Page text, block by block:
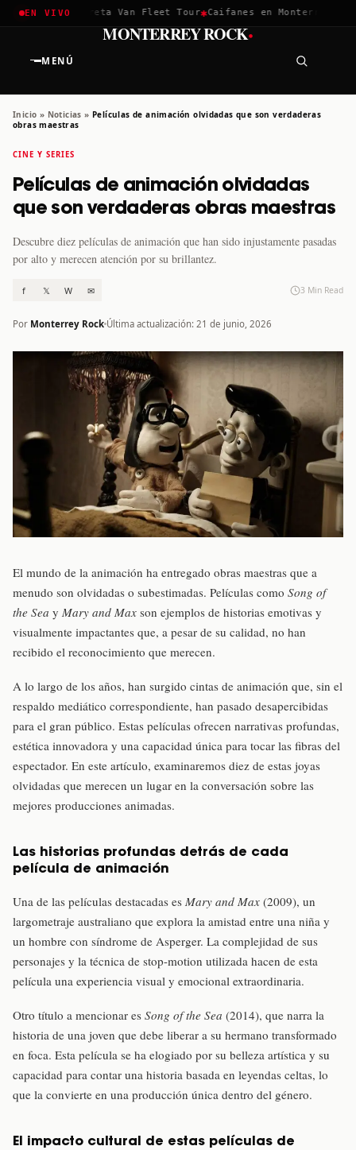
EN VIVO
2026✱Greta Van Fleet Tour✱Caifanes en Monterrey · 12
MENÚ
MONTERREY ROCK·
Inicio » Noticias » Películas de animación olvidadas que son verdaderas
obras maestras
CINE Y SERIES
Películas de animación olvidadas
que son verdaderas obras maestras
Descubre diez películas de animación que han sido injustamente pasadas
por alto y merecen atención por su brillantez.
f 𝕏 W ✉ 3 Min Read
Por Monterrey Rock Última actualización: 21 de junio, 2026
El mundo de la animación ha entregado obras maestras que a
menudo son olvidadas o subestimadas. Películas como Song of
the Sea y Mary and Max son ejemplos de historias emotivas y
visualmente impactantes que, a pesar de su calidad, no han
recibido el reconocimiento que merecen.
A lo largo de los años, han surgido cintas de animación que, sin el
respaldo mediático correspondiente, han pasado desapercibidas
para el gran público. Estas películas ofrecen narrativas profundas,
estética innovadora y una capacidad única para tocar las fibras del
espectador. En este artículo, examinaremos diez de estas joyas
olvidadas que merecen un lugar en la conversación sobre las
mejores producciones animadas.
Las historias profundas detrás de cada
película de animación
Una de las películas destacadas es Mary and Max (2009), un
largometraje australiano que explora la amistad entre una niña y
un hombre con síndrome de Asperger. La complejidad de sus
personajes y la técnica de stop-motion utilizada hacen de esta
película una experiencia visual y emocional extraordinaria.
Otro título a mencionar es Song of the Sea (2014), que narra la
historia de una joven que debe liberar a su hermano transformado
en foca. Esta película se ha elogiado por su belleza artística y su
capacidad para contar una historia basada en leyendas celtas, lo
que la convierte en una producción única dentro del género.
El impacto cultural de estas películas de